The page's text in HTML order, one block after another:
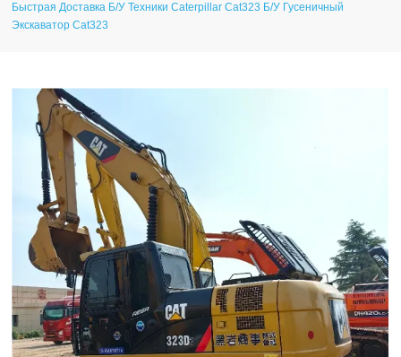
Быстрая Доставка Б/у Техники Caterpillar Cat323 Б/у Гусеничный
Экскаватор Cat323